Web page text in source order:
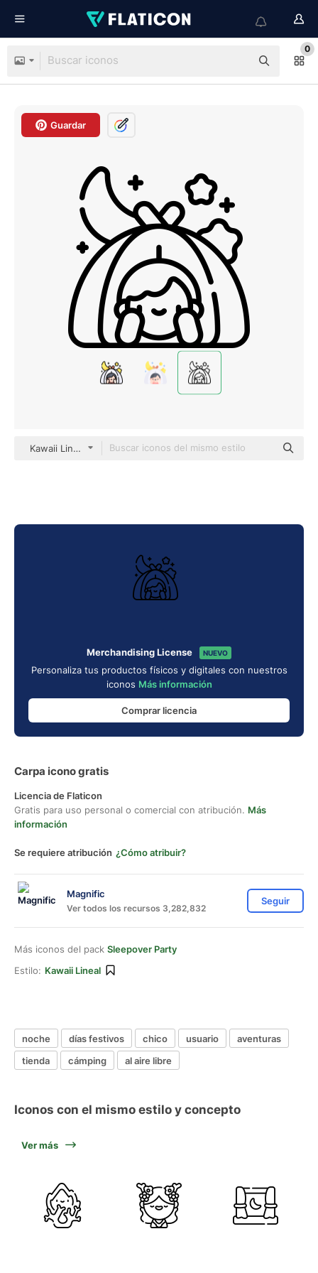
0
Guardar
Kawaii Lineal
Merchandising License NUEVO
Personaliza tus productos físicos y digitales con nuestros
iconos Más información
Comprar licencia
Carpa icono gratis
Licencia de Flaticon
Gratis para uso personal o comercial con atribución. Más
información
Se requiere atribución ¿Cómo atribuir?
Magnific
Ver todos los recursos 3,282,832
Seguir
Más iconos del pack Sleepover Party
Estilo: Kawaii Lineal
noche días festivos chico usuario
aventuras
tienda
cámping al aire libre
Iconos con el mismo estilo y concepto
Ver más